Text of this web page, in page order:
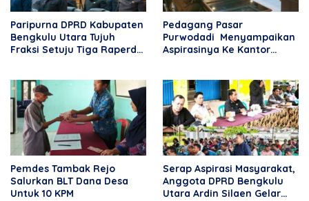
Paripurna DPRD Kabupaten
Bengkulu Utara Tujuh
Fraksi Setuju Tiga Raperda
Pedagang Pasar
Purwodadi Menyampaikan
Aspirasinya Ke Kantor
Pemdes Tambak Rejo
Salurkan BLT Dana Desa
Untuk 10 KPM
Serap Aspirasi Masyarakat,
Anggota DPRD Bengkulu
Utara Ardin Silaen Gelar